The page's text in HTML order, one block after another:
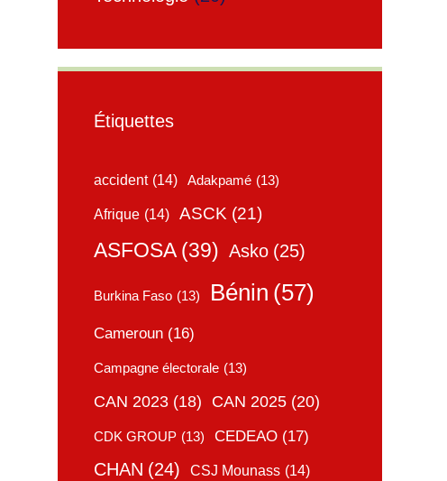
Étiquettes
accident (14) Adakpamé (13)
Afrique (14) ASCK (21)
ASFOSA (39) Asko (25)
Burkina Faso (13) Bénin (57)
Cameroun (16)
Campagne électorale (13)
CAN 2023 (18) CAN 2025 (20)
CDK GROUP (13) CEDEAO (17)
CHAN (24) CSJ Mounass (14)